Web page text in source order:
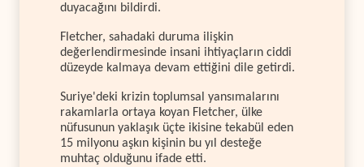
duyacağını bildirdi.
Fletcher, sahadaki duruma ilişkin
değerlendirmesinde insani ihtiyaçların ciddi
düzeyde kalmaya devam ettiğini dile getirdi.
Suriye'deki krizin toplumsal yansımalarını
rakamlarla ortaya koyan Fletcher, ülke
nüfusunun yaklaşık üçte ikisine tekabül eden
15 milyonu aşkın kişinin bu yıl desteğe
muhtaç olduğunu ifade etti.